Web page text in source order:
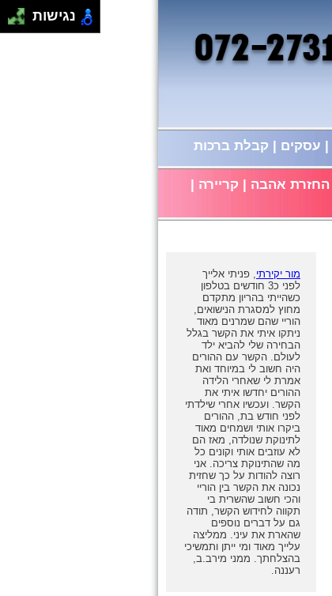
| עסקים | קבלת ברכות
החזרת אהבה | קריירה |
מור יקירתי, פניתי אלייך
לפני כ3 חודשים בטלפון
כשהייתי בהריון מתקדם
מחוץ למסגרת הנישואים,
הוריי שהם שמרנים מאוד
ניתקו איתי את הקשר בגלל
הבחירה שלי להביא ילד
לעולם. הקשר עם ההורים
היה חשוב לי במיוחד ואת
אמרת לי שאחרי הלידה
ההורים יחדשו איתי את
הקשר. ועכשיו אחרי שילדתי
לפני חודש בת, ההורים
ביקרו אותי ושמחים מאוד
לתינוקת שנולדה, מאז הם
לא עוזבים אותי וקונים כל
מה שהתינוקת צריכה. אני
רוצה להודות על כך שחזית
נכונה את הקשר בין הוריי
והכי חשוב שהשרית בי
תקווה לחידוש הקשר, תודה
גם על דברים נוספים
שהארת את עיני. ממליצה
עלייך מאוד ומי ייתן ותמשיכי
בהצלחתך. ממני מירב.ב,
רעננה.
נגישות